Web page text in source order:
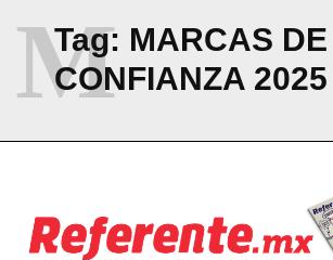
Tag: MARCAS DE
CONFIANZA 2025
M